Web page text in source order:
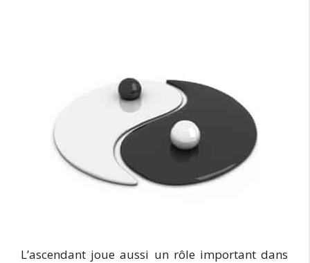
L’ascendant joue aussi un rôle important dans